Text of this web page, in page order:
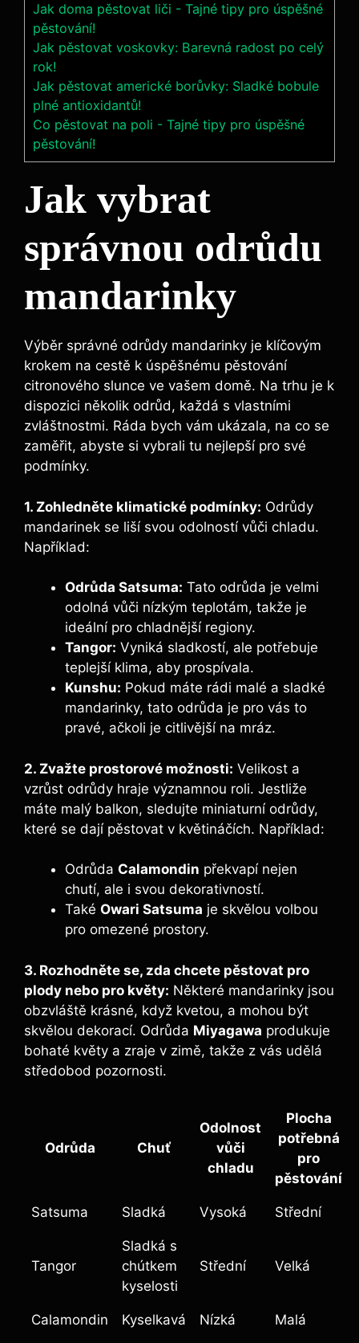
Jak doma pěstovat liči - Tajné tipy pro úspěšné
pěstování!
Jak pěstovat voskovky: Barevná radost po celý
rok!
Jak pěstovat americké borůvky: Sladké bobule
plné antioxidantů!
Co pěstovat na poli - Tajné tipy pro úspěšné
pěstování!
Jak vybrat
správnou odrůdu
mandarinky
Výběr správné odrůdy mandarinky je klíčovým
krokem na cestě k úspěšnému pěstování
citronového slunce ve vašem domě. Na trhu je k
dispozici několik odrůd, každá s vlastními
zvláštnostmi. Ráda bych vám ukázala, na co se
zaměřit, abyste si vybrali tu nejlepší pro své
podmínky.
1. Zohledněte klimatické podmínky: Odrůdy
mandarinek se liší svou odolností vůči chladu.
Například:
Odrůda Satsuma: Tato odrůda je velmi
odolná vůči nízkým teplotám, takže je
ideální pro chladnější regiony.
Tangor: Vyniká sladkostí, ale potřebuje
teplejší klima, aby prospívala.
Kunshu: Pokud máte rádi malé a sladké
mandarinky, tato odrůda je pro vás to
pravé, ačkoli je citlivější na mráz.
2. Zvažte prostorové možnosti: Velikost a
vzrůst odrůdy hraje významnou roli. Jestliže
máte malý balkon, sledujte miniaturní odrůdy,
které se dají pěstovat v květináčích. Například:
Odrůda Calamondin překvapí nejen
chutí, ale i svou dekorativností.
Také Owari Satsuma je skvělou volbou
pro omezené prostory.
3. Rozhodněte se, zda chcete pěstovat pro
plody nebo pro květy: Některé mandarinky jsou
obzvláště krásné, když kvetou, a mohou být
skvělou dekorací. Odrůda Miyagawa produkuje
bohaté květy a zraje v zimě, takže z vás udělá
středobod pozornosti.
Odrůda Chuť
Odolnost
vůči
chladu
Plocha
potřebná
pro
pěstování
Satsuma Sladká Vysoká Střední
Tangor
Sladká s
chútkem
kyselosti
Střední Velká
Calamondin Kyselkavá Nízká Malá